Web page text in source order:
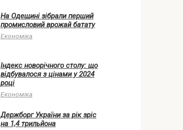
На Одещині зібрали перший
промисловий врожай батату
Економіка
Індекс новорічного столу: що
відбувалося з цінами у 2024
році
Економіка
Держборг України за рік зріс
на 1,4 трильйона